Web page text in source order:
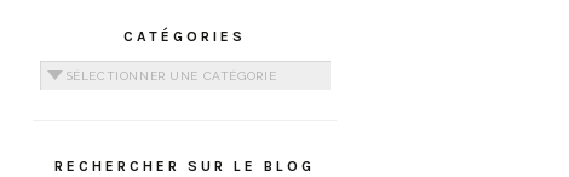
CATÉGORIES
Catégories
RECHERCHER SUR LE BLOG